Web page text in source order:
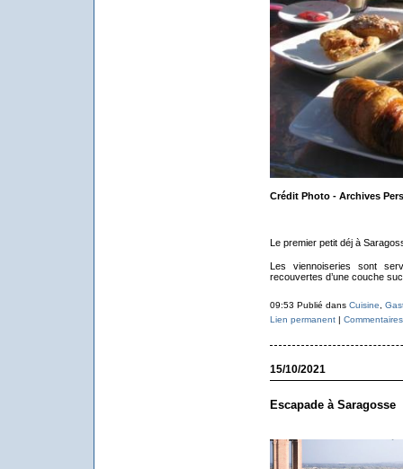
Crédit Photo - Archives
Le premier petit déj à
Les viennoiseries sont
recouvertes d’une couche
09:53 Publié dans Cuisine
Lien permanent|
15/10/2021
Escapade à Saragosse